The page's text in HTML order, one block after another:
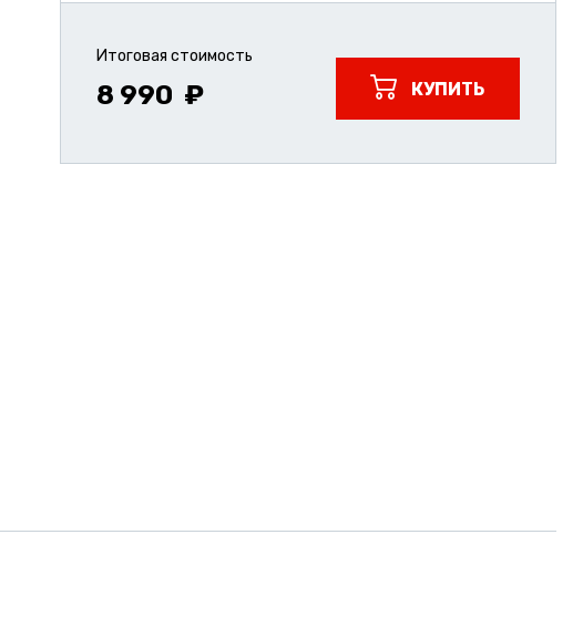
Итоговая стоимость
8 990 КУПИТЬ